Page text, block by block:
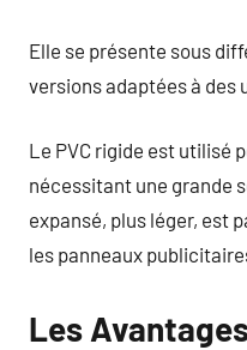
Elle se présente sous
versions adaptées à des
Le PVC rigide est utilisé
nécessitant une grande
expansé, plus léger, est
les panneaux
Les